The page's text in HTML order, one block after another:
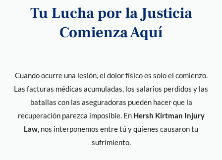
Tu Lucha por la Justicia
Comienza Aquí
Cuando ocurre una lesión, el dolor físico es solo el comienzo.
Las facturas médicas acumuladas, los salarios perdidos y las
batallas con las aseguradoras pueden hacer que la
recuperación parezca imposible. En Hersh Kirtman Injury
Law, nos interponemos entre tú y quienes causaron tu
sufrimiento.